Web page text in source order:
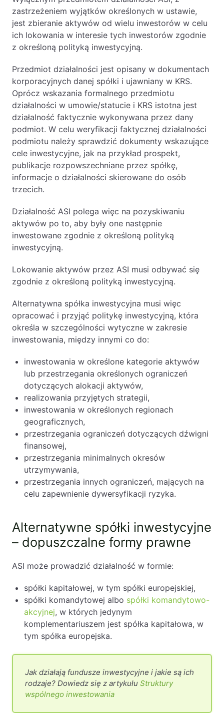
zastrzeżeniem wyjątków określonych w ustawie,
jest zbieranie aktywów od wielu inwestorów w celu
ich lokowania w interesie tych inwestorów zgodnie
z określoną polityką inwestycyjną.
Przedmiot działalności jest opisany w dokumentach
korporacyjnych danej spółki i ujawniany w KRS.
Oprócz wskazania formalnego przedmiotu
działalności w umowie/statucie i KRS istotna jest
działalność faktycznie wykonywana przez dany
podmiot. W celu weryfikacji faktycznej działalności
podmiotu należy sprawdzić dokumenty wskazujące
cele inwestycyjne, jak na przykład prospekt,
publikacje rozpowszechniane przez spółkę,
informacje o działalności skierowane do osób
trzecich.
Działalność ASI polega więc na pozyskiwaniu
aktywów po to, aby były one następnie
inwestowane zgodnie z określoną polityką
inwestycyjną.
Lokowanie aktywów przez ASI musi odbywać się
zgodnie z określoną polityką inwestycyjną.
Alternatywna spółka inwestycyjna musi więc
opracować i przyjąć politykę inwestycyjną, która
określa w szczególności wytyczne w zakresie
inwestowania, między innymi co do:
inwestowania w określone kategorie aktywów
lub przestrzegania określonych ograniczeń
dotyczących alokacji aktywów,
realizowania przyjętych strategii,
inwestowania w określonych regionach
geograficznych,
przestrzegania ograniczeń dotyczących dźwigni
finansowej,
przestrzegania minimalnych okresów
utrzymywania,
przestrzegania innych ograniczeń, mających na
celu zapewnienie dywersyfikacji ryzyka.
Alternatywne spółki inwestycyjne
– dopuszczalne formy prawne
ASI może prowadzić działalność w formie:
spółki kapitałowej, w tym spółki europejskiej,
spółki komandytowej albo spółki komandytowo-
akcyjnej, w których jedynym
komplementariuszem jest spółka kapitałowa, w
tym spółka europejska.
Jak działają fundusze inwestycyjne i jakie są ich
rodzaje? Dowiedz się z artykułu Struktury
wspólnego inwestowania